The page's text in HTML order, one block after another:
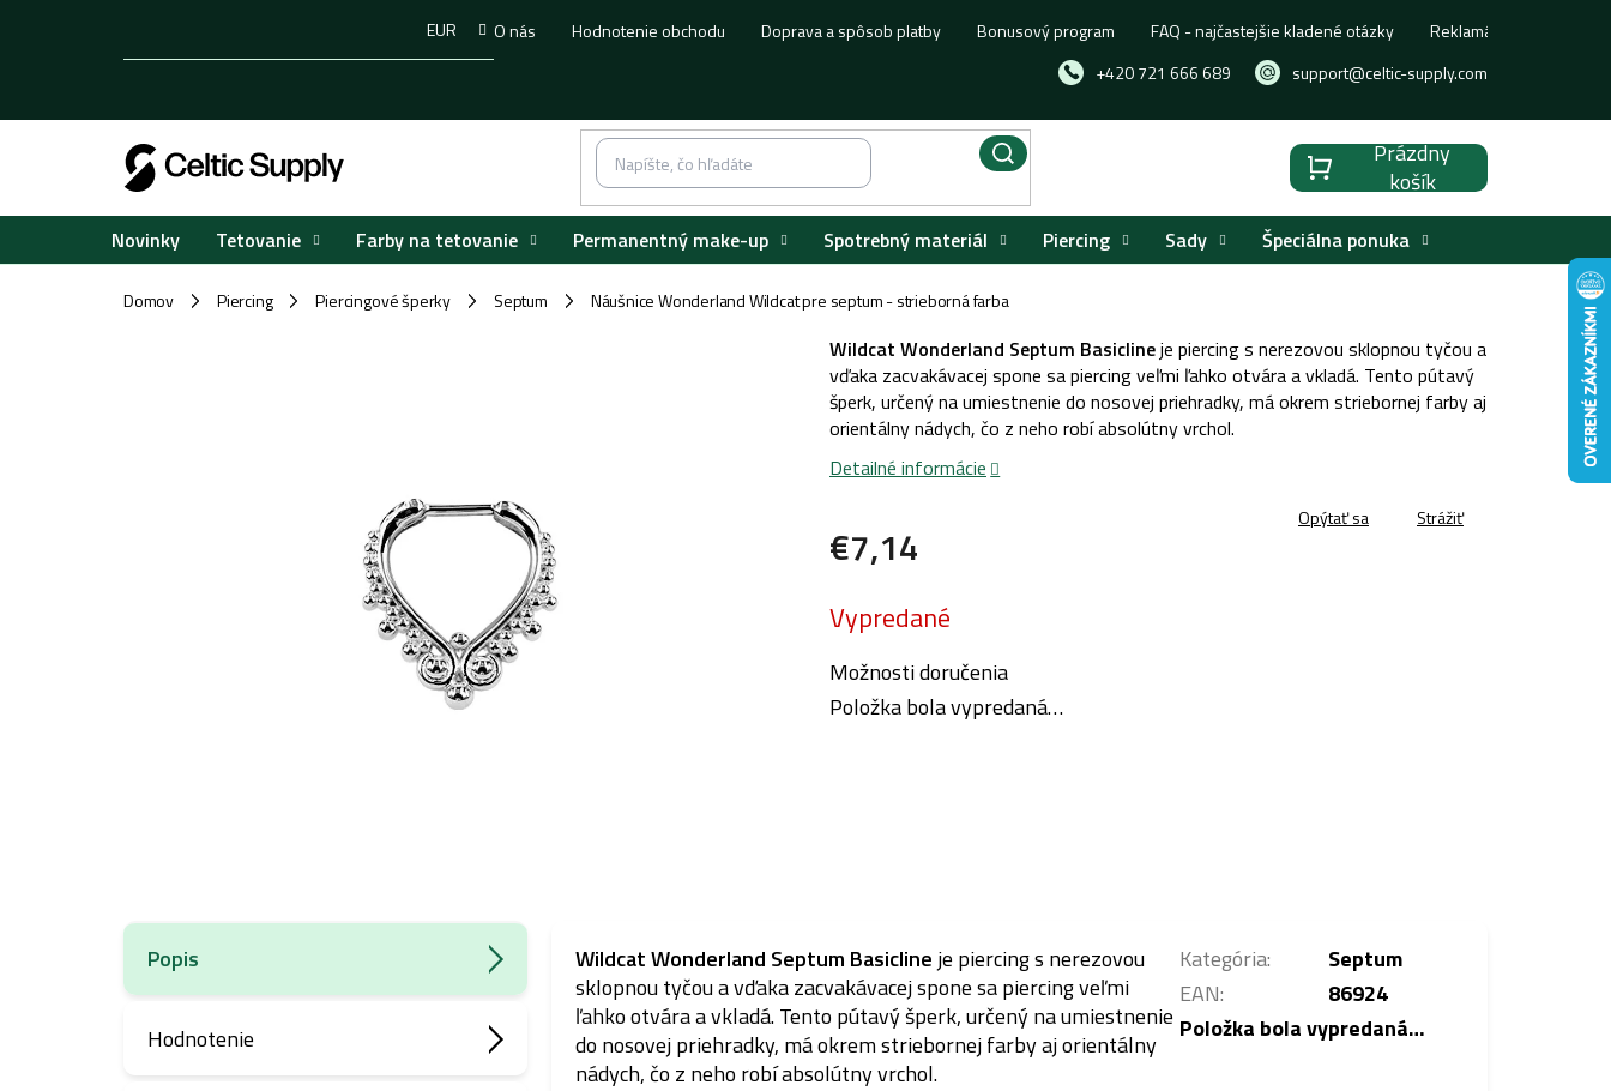
+420 721 666 689 support@celtic-supply.com
O nás Hodnotenie obchodu Doprava a spôsob platby Bonusový program FAQ - najčastejšie kladené otázky Reklamácia, výmena
EUR
Nákupný
košík
Prázdny
košík
Novinky Tetovanie Farby na tetovanie Permanentný make-up Spotrebný materiál Piercing Sady Špeciálna ponuka
Domov / Piercing / Piercingové šperky / Septum / Náušnice Wonderland Wildcat pre septum - strieborná farba
€7,14
cena:
Vypredané
Možnosti doručenia
Položka bola vypredaná…
Wildcat Wonderland Septum Basiclineje piercing s nerezovou sklopnou tyčou a
vďaka zacvakávacej spone sa piercing veľmi ľahko otvára a vkladá. Tento pútavý
šperk, určený na umiestnenie do nosovej priehradky, má okrem striebornej farby aj
orientálny nádych, čo z neho robí absolútny vrchol.
Detailné informácie
Opýtať sa Strážiť
Popis
Hodnotenie
Wildcat Wonderland Septum Basicline je piercing s nerezovou
sklopnou tyčou a vďaka zacvakávacej spone sa piercing veľmi
ľahko otvára a vkladá.Tento pútavý šperk, určený na umiestnenie
do nosovej priehradky, má okrem striebornej farby aj orientálny
nádych, čo z neho robí absolútny vrchol.
Kategória:
Septum
EAN:
86924
Položka bola vypredaná…